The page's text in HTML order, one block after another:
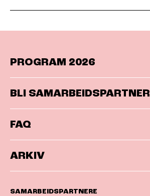
PROGRAM 2026
BLI SAMARBEIDSPARTNER
FAQ
ARKIV
SAMARBEIDSPARTNERE